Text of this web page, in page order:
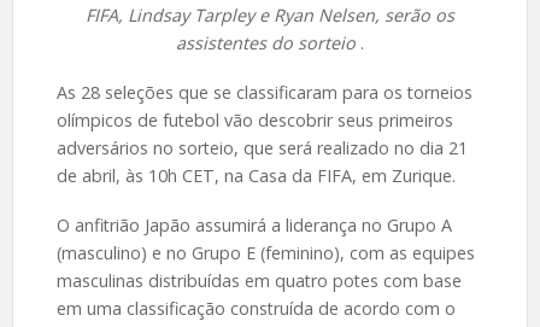
FIFA, Lindsay Tarpley e Ryan Nelsen, serão os
assistentes do sorteio .
As 28 seleções que se classificaram para os torneios
olímpicos de futebol vão descobrir seus primeiros
adversários no sorteio, que será realizado no dia 21
de abril, às 10h CET, na Casa da FIFA, em Zurique.
O anfitrião Japão assumirá a liderança no Grupo A
(masculino) e no Grupo E (feminino), com as equipes
masculinas distribuídas em quatro potes com base
em uma classificação construída de acordo com o